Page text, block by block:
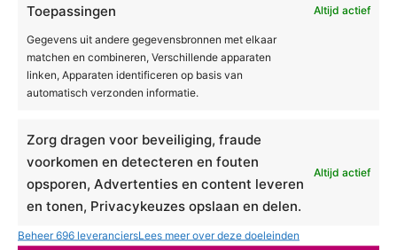
Toepassingen Altijd actief
Gegevens uit andere gegevensbronnen met elkaar
matchen en combineren, Verschillende apparaten
linken, Apparaten identificeren op basis van
automatisch verzonden informatie.
Zorg dragen voor beveiliging, fraude
voorkomen en detecteren en fouten
opsporen, Advertenties en content leveren
en tonen, Privacykeuzes opslaan en delen.
Altijd actief
Beheer 696 leveranciersLees meer over deze doeleinden
Contra-indicaties die extra aandacht verdienen
op latere leeftijd zijn onder andere bepaalde
huidaandoeningen, het gebruik van
bloedverdunners of actieve ontstekingen in het
behandelgebied. Een gedegen intakegesprek
grotendeels uit en zorgt dat de behandeling
veilig verloopt.
Wat kun je zelf doen om het
resultaat te verlengen?